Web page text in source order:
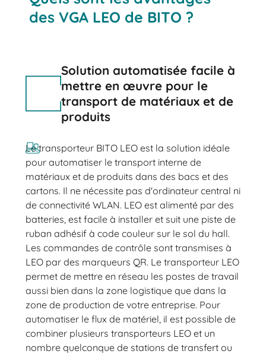
des VGA LEO de BITO ?
Solution automatisée facile à
mettre en œuvre pour le
transport de matériaux et de
produits
Le transporteur BITO LEO est la solution idéale
pour automatiser le transport interne de
matériaux et de produits dans des bacs et des
cartons. Il ne nécessite pas d'ordinateur central ni
de connectivité WLAN. LEO est alimenté par des
batteries, est facile à installer et suit une piste de
ruban adhésif à code couleur sur le sol du hall.
Les commandes de contrôle sont transmises à
LEO par des marqueurs QR. Le transporteur LEO
permet de mettre en réseau les postes de travail
aussi bien dans la zone logistique que dans la
zone de production de votre entreprise. Pour
automatiser le flux de matériel, il est possible de
combiner plusieurs transporteurs LEO et un
nombre quelconque de stations de transfert ou